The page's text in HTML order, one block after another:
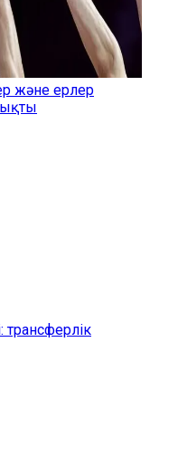
және ерлер
трансферлік